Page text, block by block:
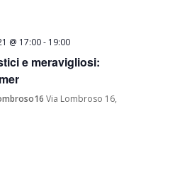
@ 17:00- 19:00
e meravigliosi:
Via Lombroso 16,